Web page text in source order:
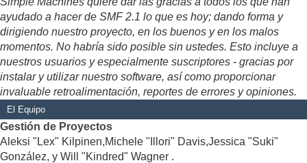
ayudado a hacer de SMF 2.1 lo que es hoy; dando forma y
dirigiendo nuestro proyecto, en los buenos y en los malos
momentos. No habría sido posible sin ustedes. Esto incluye a
nuestros usuarios y especialmente suscriptores - gracias por
instalar y utilizar nuestro software, así como proporcionar
invaluable retroalimentación, reportes de errores y opiniones.
El Equipo
Gestión de Proyectos
Aleksi "Lex" Kilpinen,Michele "Illori" Davis,Jessica "Suki"
González, y Will "Kindred" Wagner .